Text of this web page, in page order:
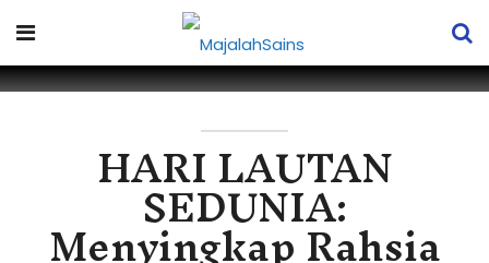
HARI LAUTAN
SEDUNIA: